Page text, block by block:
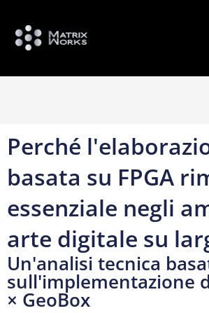
Perché
basata su FPGA
essenziale negli
arte digitale su
Un'analisi tecnica
sull'implementazione
× GeoBox